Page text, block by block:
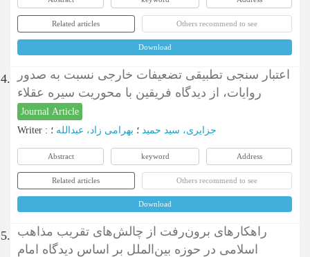
Related articles Others recommend to see
Download
4.
اعتبار سنجی تطبیقی تضعیفات خارجی نسبت به صدور
روایات، از دیدگاه فریقین با محوریت سیره عقلاء
Journal Article
Writer : جزایری، سید حمید ؛ بهرامی زاد، عبدالله ؛
Abstract keyword Address
Related articles Others recommend to see
Download
5. راهکارهای برون‌رفت از چالش‌های تقریب مذاهب
اسلامی در حوزه بین‌الملل بر اساس دیدگاه امام